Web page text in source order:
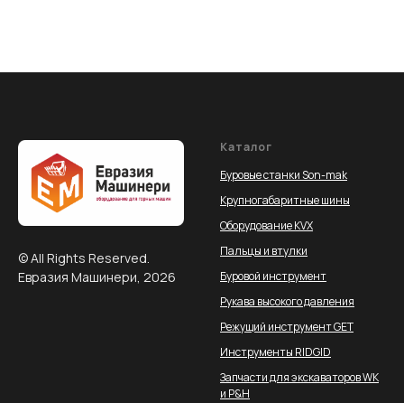
© All Rights Reserved.
Евразия Машинери, 2026
Каталог
Буровые станки Son-mak
Крупногабаритные шины
Оборудование KVX
Пальцы и втулки
Буровой инструмент
Рукава высокого давления
Режущий инструмент GET
Инструменты RIDGID
Запчасти для экскаваторов WK
и P&H